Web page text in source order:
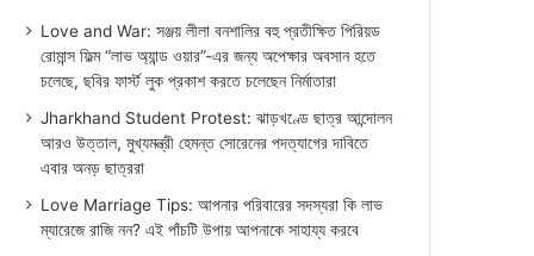
Love and War: সঞ্জয় লীলা বনশালির বহু প্রতীক্ষিত পিরিয়ড
রোমান্স ফিল্ম “লাভ অ্যান্ড ওয়ার”-এর জন্য অপেক্ষার অবসান হতে
চলেছে, ছবির ফার্স্ট লুক প্রকাশ করতে চলেছেন নির্মাতারা
Jharkhand Student Protest: ঝাড়খণ্ডে ছাত্র আন্দোলন
আরও উত্তাল, মুখ্যমন্ত্রী হেমন্ত সোরেনের পদত্যাগের দাবিতে
এবার অনড় ছাত্ররা
Love Marriage Tips: আপনার পরিবারের সদস্যরা কি লাভ
ম্যারেজে রাজি নন? এই পাঁচটি উপায় আপনাকে সাহায্য করবে